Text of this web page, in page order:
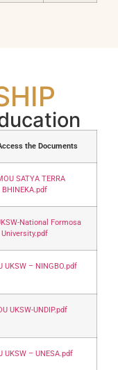
the Documents
SATYA TERRA
BHINEKA.pdf
National Formosa
University.pdf
UKSW – NINGBO.pdf
UKSW-UNDIP.pdf
UKSW – UNESA.pdf